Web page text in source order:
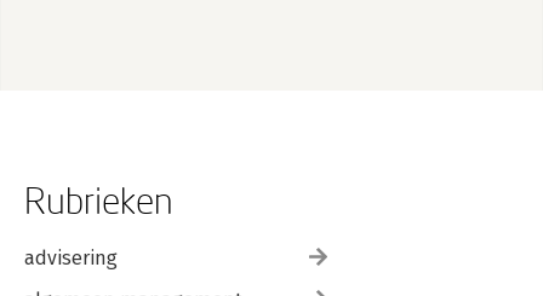
Rubrieken
advisering